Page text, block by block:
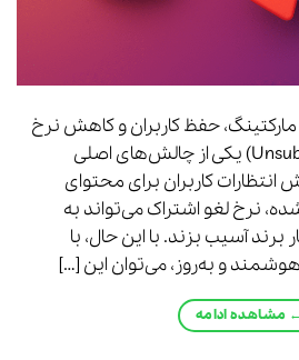
حفظ کاربران و کاهش نرخ
لغو اشتراک (Unsubscribe Rate) یکی از چالش‌های اصلی
کاربران برای محتوای
نرخ لغو اشتراک می‌تواند به
آسیب بزند. با این حال، با
و به‌روز، می‌توان این […]
← مشاهده ادامه